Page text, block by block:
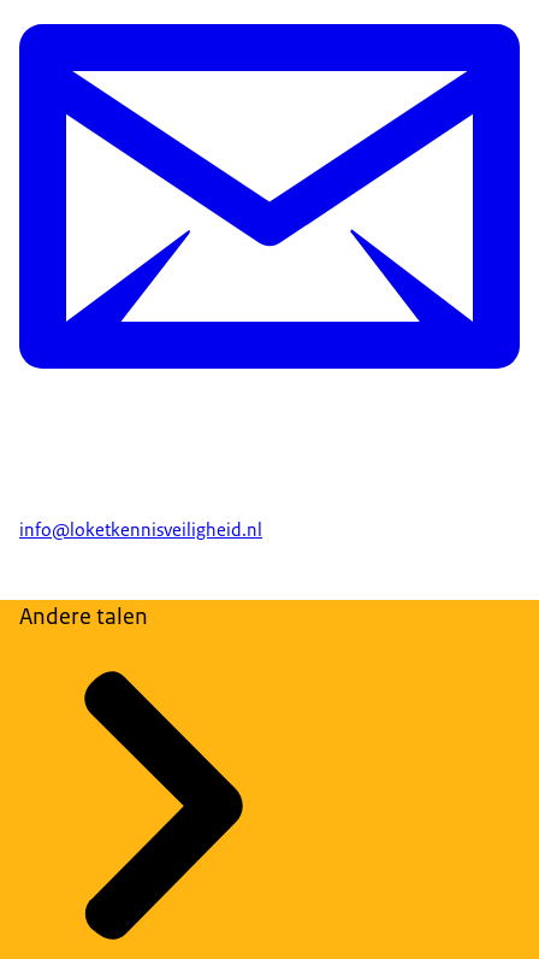
info@loketkennisveiligheid.nl
Andere talen